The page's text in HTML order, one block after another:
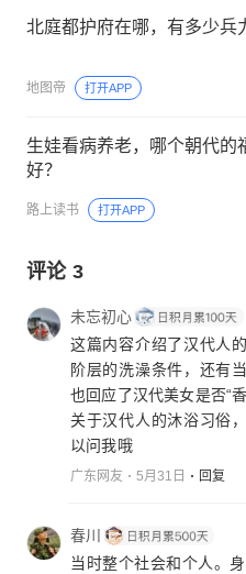
北庭都护府在哪，有多少兵
地图帝 打开APP
生娃看病养老，哪个朝代的
好？
路上读书 打开APP
评论 3
未忘初心
这篇内容介绍了汉代人
阶层的洗澡条件，还有
也回应了汉代美女是否“
关于汉代人的沐浴习俗
以问我哦
广东网友 5月31日 回复
春川
当时整个社会和个人。